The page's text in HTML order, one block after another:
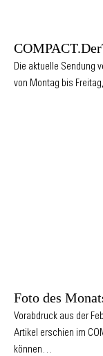
Die aktuelle Sendung
von Montag bis
Foto des
Vorabdruck aus der
Artikel erschien im
können…